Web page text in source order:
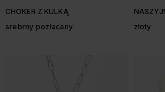
CHOKER Z KULKĄ
srebrny pozłacany
złoty